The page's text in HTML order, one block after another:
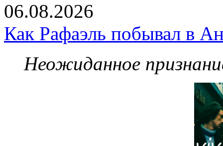
06.08.2026
Как Рафаэль побывал в
Неожиданное